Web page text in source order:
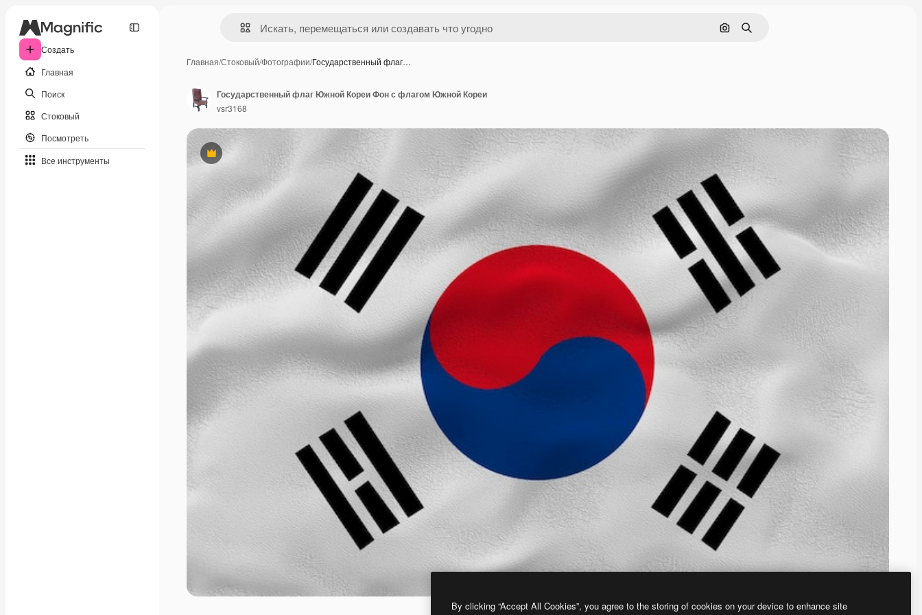
Создать
Главная
Поиск
Стоковый
Посмотреть
Все инструменты
Поиск по изображению
Поиск
Главная/Стоковый/Фотографии/Государственный флаг…
Премиум
Государственный флаг Южной Кореи Фон с флагом Южной Кореи
vsr3168
By clicking “Accept All Cookies”, you agree to the storing of cookies on your device to enhance site